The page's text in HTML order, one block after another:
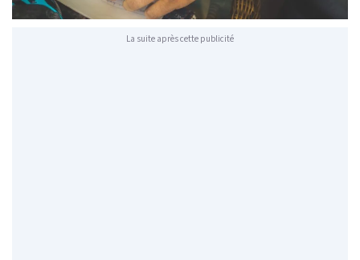
La suite après cette publicité